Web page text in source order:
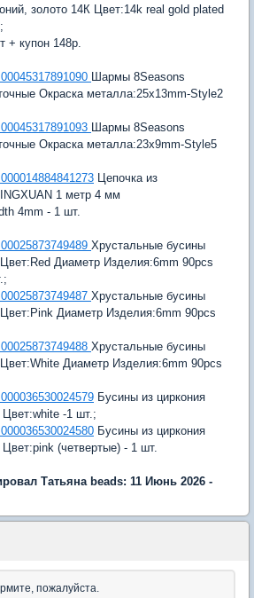
золото 14К Цвет:14k real gold plated
+ купон 148р.
Шармы 8Seasons
Окраска металла:25x13mm-Style2
Шармы 8Seasons
Окраска металла:23x9mm-Style5
Цепочка из
1 метр 4 мм
4mm - 1 шт.
Хрустальные бусины
Диаметр Изделия:6mm 90pcs
Хрустальные бусины
Диаметр Изделия:6mm 90pcs
Хрустальные бусины
Диаметр Изделия:6mm 90pcs
Бусины из циркония
-1 шт.;
Бусины из циркония
(четвертые) - 1 шт.
Татьяна beads: 11 Июнь 2026 -
пожалуйста.